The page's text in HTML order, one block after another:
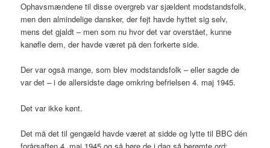
Ophavsmændene til disse overgreb var sjældent modstandsfolk,
men den almindelige dansker, der fejt havde hyttet sig selv,
mens det gjaldt – men som nu hvor det var overstået, kunne
kanøfle dem, der havde været på den forkerte side.
Der var også mange, som blev modstandsfolk – eller sagde de
var det – i de allersidste dage omkring befrielsen 4. maj 1945.
Det var ikke kønt.
Det må det til gengæld havde været at sidde og lytte til BBC dén